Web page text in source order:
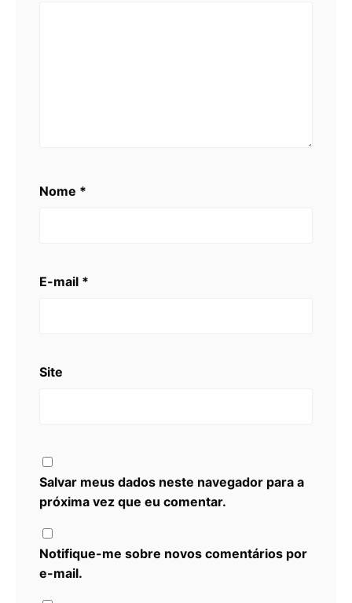
Nome *
E-mail *
Site
Salvar meus dados neste navegador para a
próxima vez que eu comentar.
Notifique-me sobre novos comentários por
e-mail.